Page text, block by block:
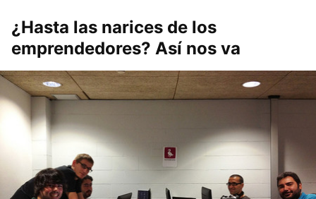
¿Hasta las narices de los
emprendedores? Así nos va